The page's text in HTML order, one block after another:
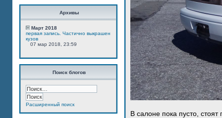
Архивы
Март 2018
первая запись. Частично выкрашен
кузов
07 мар 2018, 23:59
Поиск блогов
Расширенный поиск
В салоне пока пусто,